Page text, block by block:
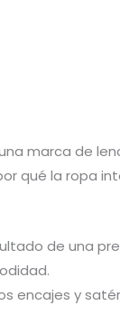
marca de
qué la ropa
de una
encajes y